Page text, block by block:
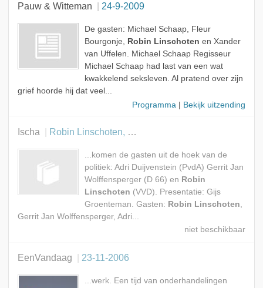
Pauw & Witteman 24-9-2009
De gasten: Michael Schaap, Fleur
Bourgonje, Robin Linschoten en Xander
van Uffelen. Michael Schaap Regisseur
Michael Schaap had last van een wat
kwakkelend seksleven. Al pratend over zijn
grief hoorde hij dat veel...
Programma
Bekijk uitzending
Ischa Robin Linschoten, Gerrit Jan Wolffensperger en Adri Duijvenstein
...komen de gasten uit de hoek van de
politiek: Adri Duijvenstein (PvdA) Gerrit Jan
Wolffensperger (D 66) en Robin
Linschoten (VVD). Presentatie: Gijs
Groenteman. Gasten: Robin Linschoten,
Gerrit Jan Wolffensperger, Adri...
EenVandaag 23-11-2006
...werk. Een tijd van onderhandelingen